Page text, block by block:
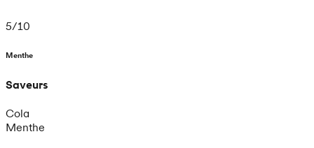
5/10
Menthe
Saveurs
Cola
Menthe